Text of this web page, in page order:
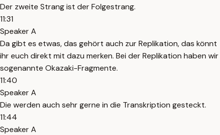
Der zweite Strang ist der Folgestrang.
11:31
Speaker A
Da gibt es etwas, das gehört auch zur Replikation, das könnt
ihr euch direkt mit dazu merken. Bei der Replikation haben wir
sogenannte Okazaki-Fragmente.
11:40
Speaker A
Die werden auch sehr gerne in die Transkription gesteckt.
11:44
Speaker A